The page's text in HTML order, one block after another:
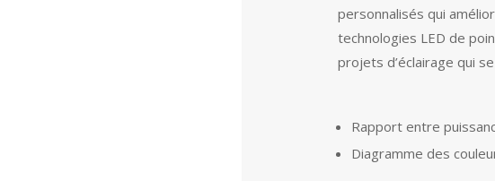
personnalisés qui
technologies LED de
projets d’éclairage qui
Rapport entre
Diagramme des